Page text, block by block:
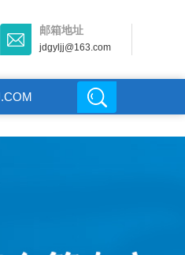
邮箱地址
jdgyljj@163.com